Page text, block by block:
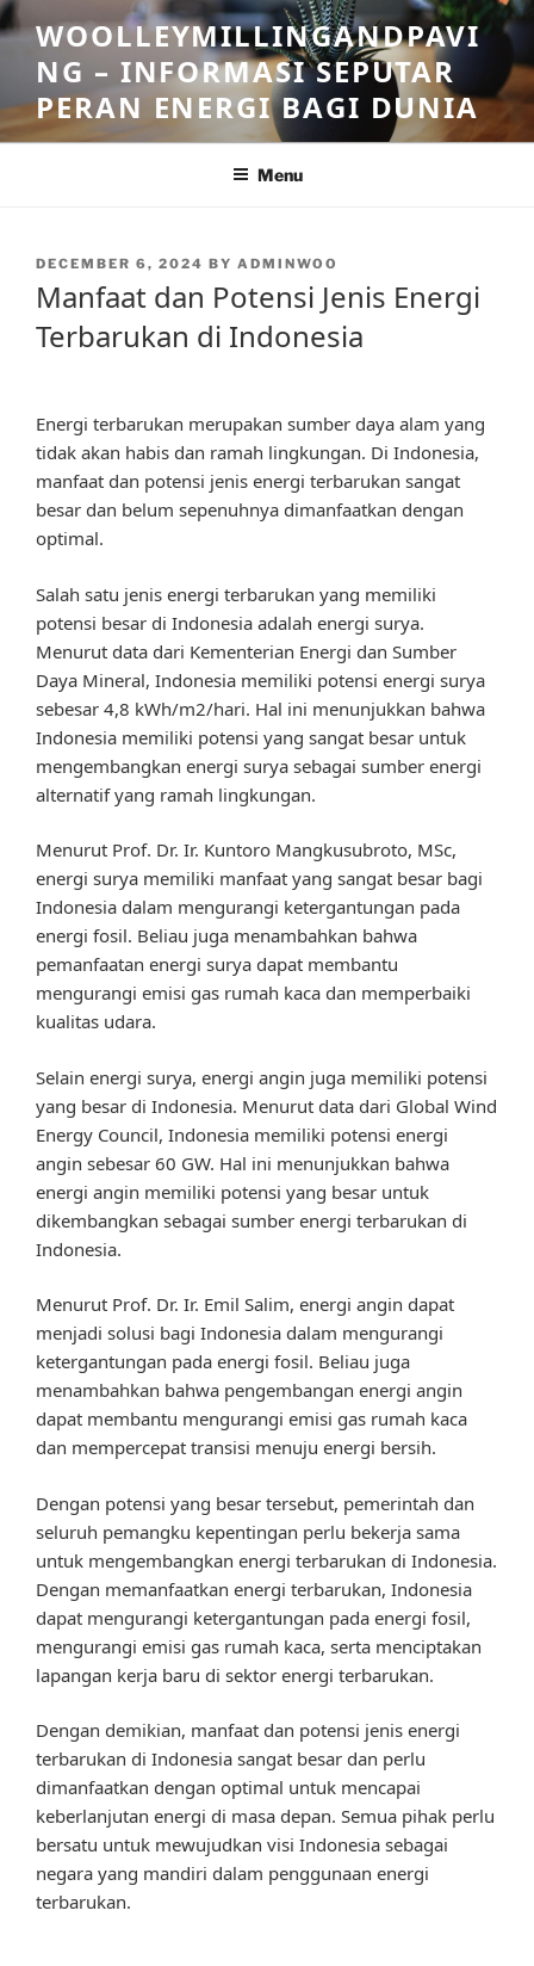
Skip
to
content
WOOLLEYMILLINGANDPAVI
NG – INFORMASI SEPUTAR
PERAN ENERGI BAGI DUNIA
Menu
POSTED
DECEMBER 6, 2024 BY ADMINWOO
Manfaat dan Potensi Jenis Energi
Terbarukan di Indonesia
Energi terbarukan merupakan sumber daya alam yang
tidak akan habis dan ramah lingkungan. Di Indonesia,
manfaat dan potensi jenis energi terbarukan sangat
besar dan belum sepenuhnya dimanfaatkan dengan
optimal.
Salah satu jenis energi terbarukan yang memiliki
potensi besar di Indonesia adalah energi surya.
Menurut data dari Kementerian Energi dan Sumber
Daya Mineral, Indonesia memiliki potensi energi surya
sebesar 4,8 kWh/m2/hari. Hal ini menunjukkan bahwa
Indonesia memiliki potensi yang sangat besar untuk
mengembangkan energi surya sebagai sumber energi
alternatif yang ramah lingkungan.
Menurut Prof. Dr. Ir. Kuntoro Mangkusubroto, MSc,
energi surya memiliki manfaat yang sangat besar bagi
Indonesia dalam mengurangi ketergantungan pada
energi fosil. Beliau juga menambahkan bahwa
pemanfaatan energi surya dapat membantu
mengurangi emisi gas rumah kaca dan memperbaiki
kualitas udara.
Selain energi surya, energi angin juga memiliki potensi
yang besar di Indonesia. Menurut data dari Global Wind
Energy Council, Indonesia memiliki potensi energi
angin sebesar 60 GW. Hal ini menunjukkan bahwa
energi angin memiliki potensi yang besar untuk
dikembangkan sebagai sumber energi terbarukan di
Indonesia.
Menurut Prof. Dr. Ir. Emil Salim, energi angin dapat
menjadi solusi bagi Indonesia dalam mengurangi
ketergantungan pada energi fosil. Beliau juga
menambahkan bahwa pengembangan energi angin
dapat membantu mengurangi emisi gas rumah kaca
dan mempercepat transisi menuju energi bersih.
Dengan potensi yang besar tersebut, pemerintah dan
seluruh pemangku kepentingan perlu bekerja sama
untuk mengembangkan energi terbarukan di Indonesia.
Dengan memanfaatkan energi terbarukan, Indonesia
dapat mengurangi ketergantungan pada energi fosil,
mengurangi emisi gas rumah kaca, serta menciptakan
lapangan kerja baru di sektor energi terbarukan.
Dengan demikian, manfaat dan potensi jenis energi
terbarukan di Indonesia sangat besar dan perlu
dimanfaatkan dengan optimal untuk mencapai
keberlanjutan energi di masa depan. Semua pihak perlu
bersatu untuk mewujudkan visi Indonesia sebagai
negara yang mandiri dalam penggunaan energi
terbarukan.